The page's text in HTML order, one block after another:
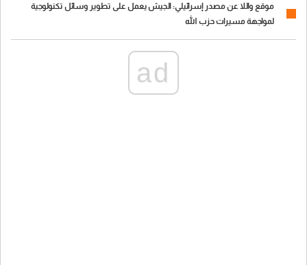
موقع واللا عن مصدر إسرائيلي: الجيش يعمل على تطوير وسائل تكنولوجية
لمواجهة مسيرات حزب الله
ad